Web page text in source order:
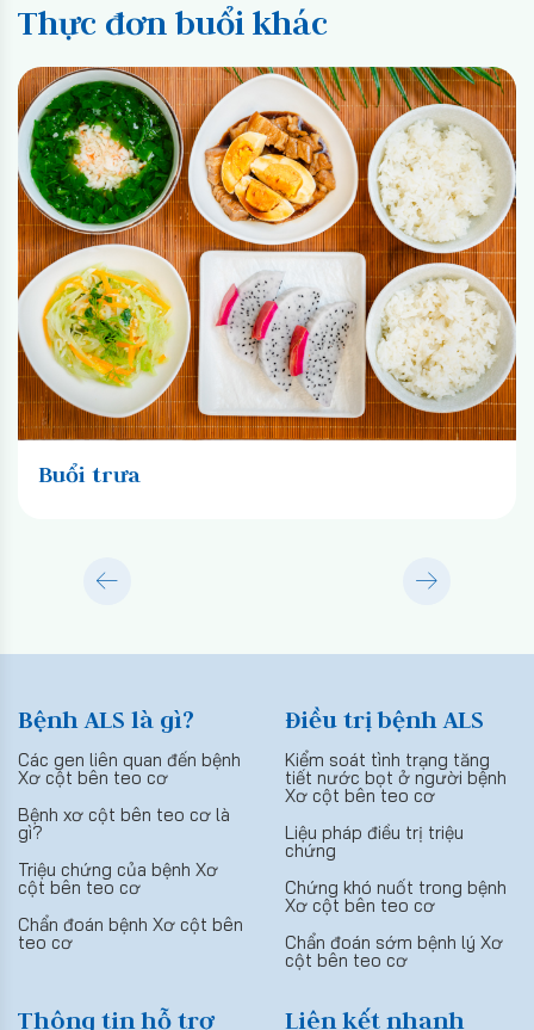
Thực đơn buổi khác
Buổi trưa
Bệnh ALS là gì?
Các gen liên quan đến bệnh
Xơ cột bên teo cơ
Bệnh xơ cột bên teo cơ là
gì?
Triệu chứng của bệnh Xơ
cột bên teo cơ
Chẩn đoán bệnh Xơ cột bên
teo cơ
Điều trị bệnh ALS
Kiểm soát tình trạng tăng
tiết nước bọt ở người bệnh
Xơ cột bên teo cơ
Liệu pháp điều trị triệu
chứng
Chứng khó nuốt trong bệnh
Xơ cột bên teo cơ
Chẩn đoán sớm bệnh lý Xơ
cột bên teo cơ
Thông tin hỗ trợ Liên kết nhanh